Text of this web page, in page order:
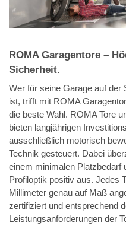
ROMA Garagentore –
Sicherheit.
Wer für seine Garage auf
ist, trifft mit ROMA
die beste Wahl. ROMA Tore
bieten langjährigen
ausschließlich motorisch
Technik gesteuert. Dabei
einem minimalen Platzbedarf
Profiloptik positiv aus. Jedes
Millimeter genau auf Maß
zertifiziert und entsprechend
Leistungsanforderungen der